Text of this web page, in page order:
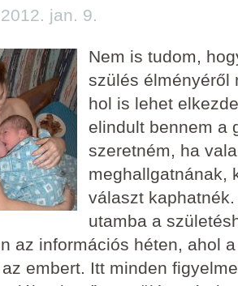
jan. 9.
Nem is tudom,
szülés élményéről
hol is lehet
elindult bennem a
szeretném, ha
meghallgatnának,
választ
utamba a
az információs héten, ahol
embert. Itt minden